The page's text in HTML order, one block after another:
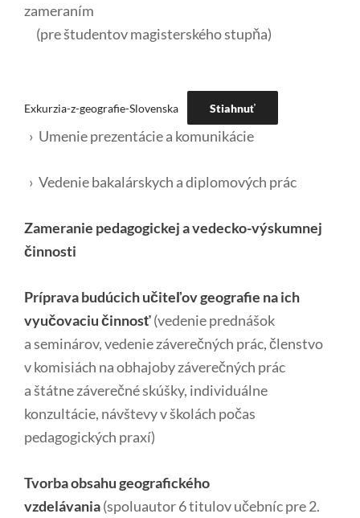
zameraním
(pre študentov magisterského stupňa)
Exkurzia-z-geografie-Slovenska Stiahnuť
› Umenie prezentácie a komunikácie
› Vedenie bakalárskych a diplomových prác
Zameranie pedagogickej a vedecko-výskumnej
činnosti
Príprava budúcich učiteľov geografie na ich
vyučovaciu činnosť(vedenie prednášok
a seminárov, vedenie záverečných prác, členstvo
v komisiách na obhajoby záverečných prác
a štátne záverečné skúšky, individuálne
konzultácie, návštevy v školách počas
pedagogických praxí)
Tvorba obsahu geografického
vzdelávania(spoluautor 6 titulov učebníc pre 2.